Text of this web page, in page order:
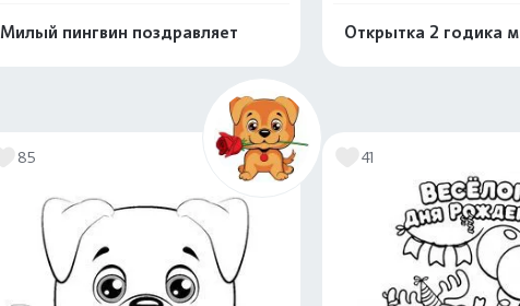
Милый пингвин поздравляет Открытка 2 годика
85 41